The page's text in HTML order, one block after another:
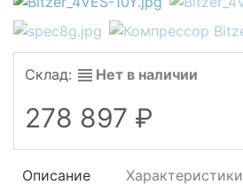
Склад: Нет в наличии
278 897
Описание
Характеристики